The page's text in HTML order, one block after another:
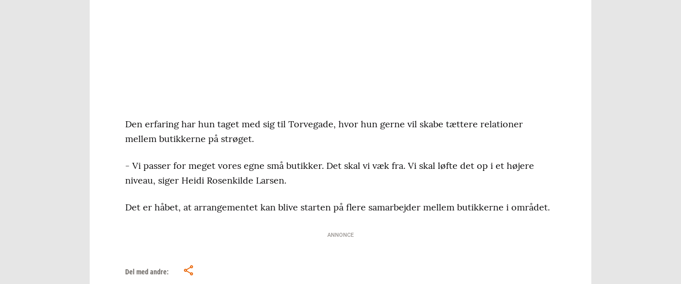
Den erfaring har hun taget med sig til Torvegade, hvor hun gerne vil skabe tættere relationer
mellem butikkerne på strøget.
- Vi passer for meget vores egne små butikker. Det skal vi væk fra. Vi skal løfte det op i et højere
niveau, siger Heidi Rosenkilde Larsen.
Det er håbet, at arrangementet kan blive starten på flere samarbejder mellem butikkerne i området.
ANNONCE
Del med andre: